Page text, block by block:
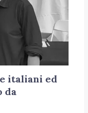
italiani ed
da